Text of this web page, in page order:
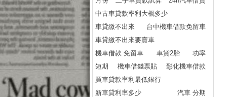
中古車貸款率利大概多少
車貸繳不出來
台中機車借款免留車
車貸繳不出來要賣車
機車借款 免留車
車貸2胎
功率
短期
機車借錢票貼
彰化機車借款
買車貸款率利最低銀行
新車貸利率多少
汽車 分期